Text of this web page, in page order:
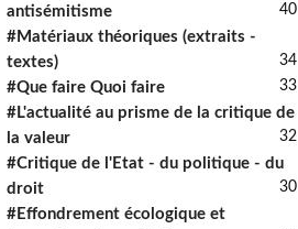
antisémitisme
40
#Matériaux théoriques (extraits -
textes)
34
#Que faire Quoi faire 33
#L'actualité au prisme de la critique de
la valeur
32
#Critique de l'Etat - du politique - du
droit
30
#Effondrement écologique et